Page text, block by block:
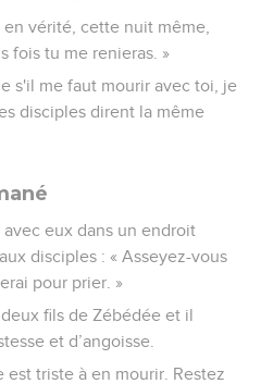
vérité, cette nuit même,
fois tu me renieras. »
s'il me faut mourir avec toi, je
disciples dirent la même
avec eux dans un endroit
disciples : « Asseyez-vous
pour prier. »
fils de Zébédée et il
et d’angoisse.
est triste à en mourir. Restez